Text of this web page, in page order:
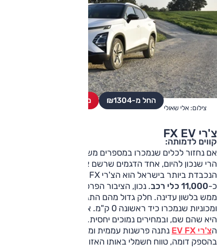
צילום: אלי שאולי
החל מ-₪1304 מחפשים רכב יד שניה?
צ'רי FX EV
קווים לדמותה:
אם נחזור לכלים שנמכרו במספרים משמעותיים בשוק החשמלית,
הרי שנכון להיום, אחד הדגמים שרשם את כמות המסירות
כ-11,000 כלי רכב
. נכון, הציבור הפרטי לא הסתער עליו, וזה
ממש בלשון עדינה. חלק גדול מהם התגלגלו לשוק כגיולים
ומכוניות שנמכרו כיד ראשונה 0 ק"מ. אולם השורה התחתונה
היא שהם שם, ובמחירים נמוכים יחסית.
הצ'רי EV FX